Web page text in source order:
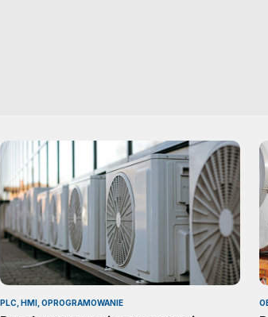
PLC, HMI, OPROGRAMOWANIE